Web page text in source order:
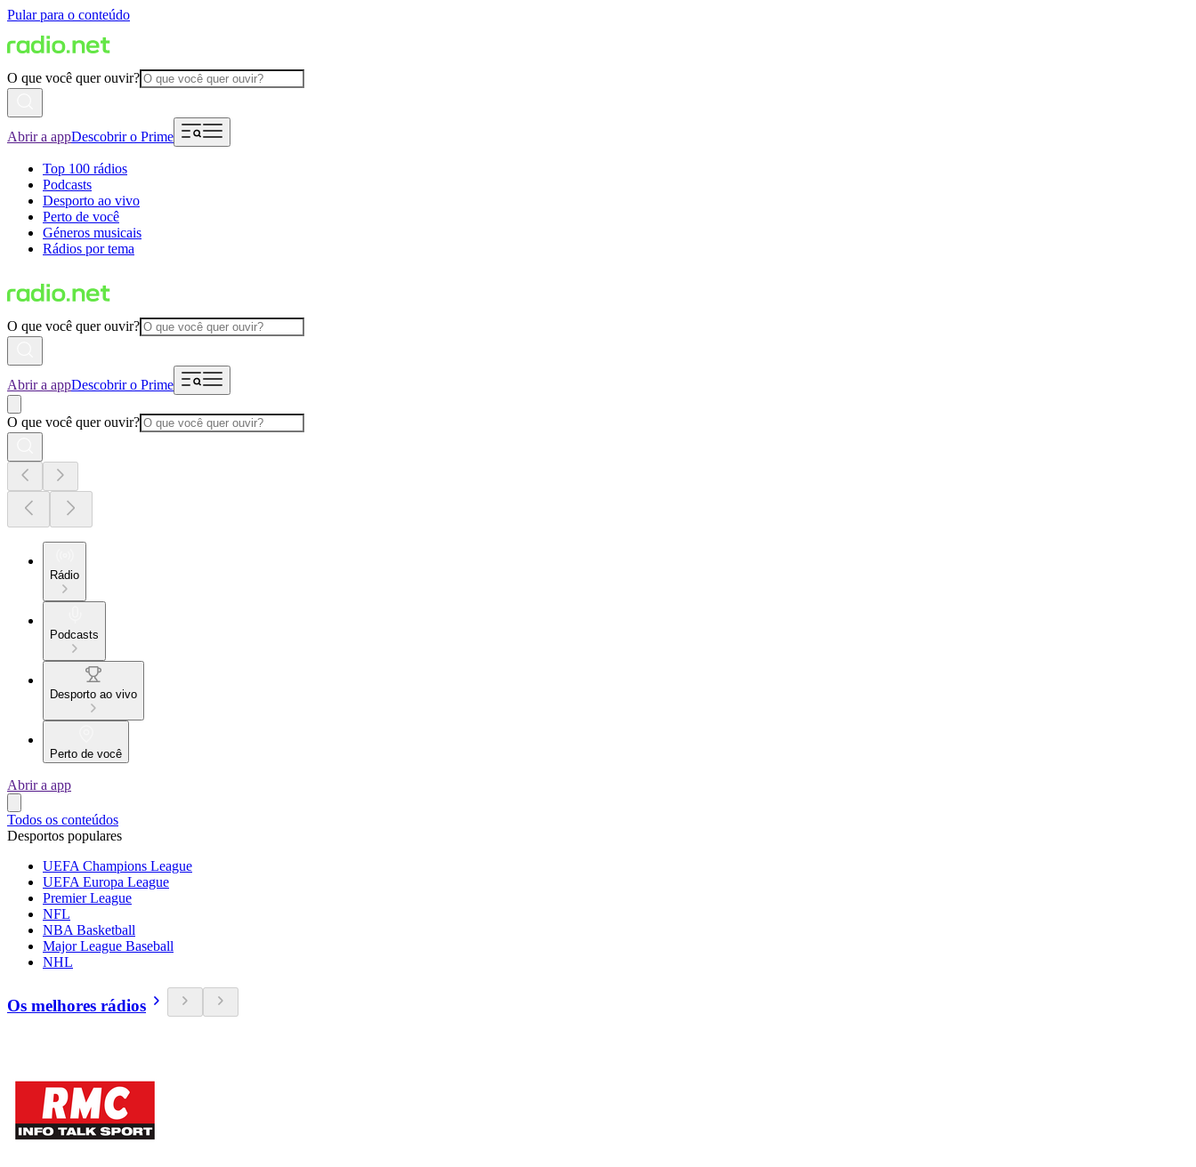
Pular para o conteúdo
O que você quer ouvir?
Abrir a appDescobrir o Prime
Top 100 rádios
Podcasts
Desporto ao vivo
Perto de você
Géneros musicais
Rádios por tema
O que você quer ouvir?
Abrir a appDescobrir o Prime
O que você quer ouvir?
Rádio
Podcasts
Desporto ao vivo
Perto de você
Abrir a app
Todos os conteúdos
Desportos populares
UEFA Champions League
UEFA Europa League
Premier League
NFL
NBA Basketball
Major League Baseball
NHL
Os melhores rádios